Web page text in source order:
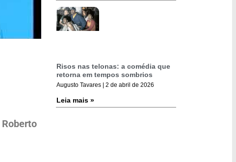
Roberto
Risos nas telonas: a comédia que
retorna em tempos sombrios
Augusto Tavares 2 de abril de 2026
Leia mais »